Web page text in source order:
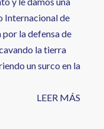
Internacional de
por la defensa de
la tierra
un surco en la
LEER MÁS